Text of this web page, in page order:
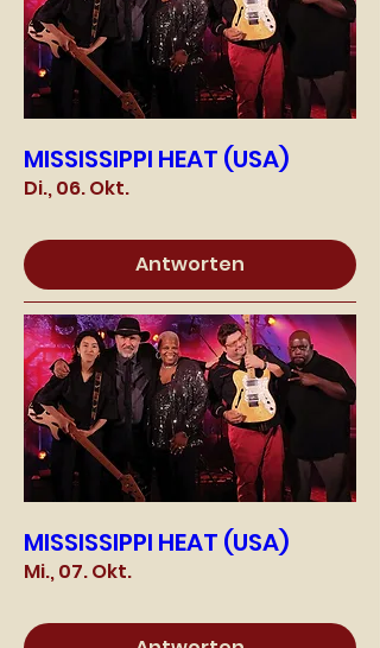
MISSISSIPPI HEAT (USA)
Di., 06. Okt.
Antworten
MISSISSIPPI HEAT (USA)
Mi., 07. Okt.